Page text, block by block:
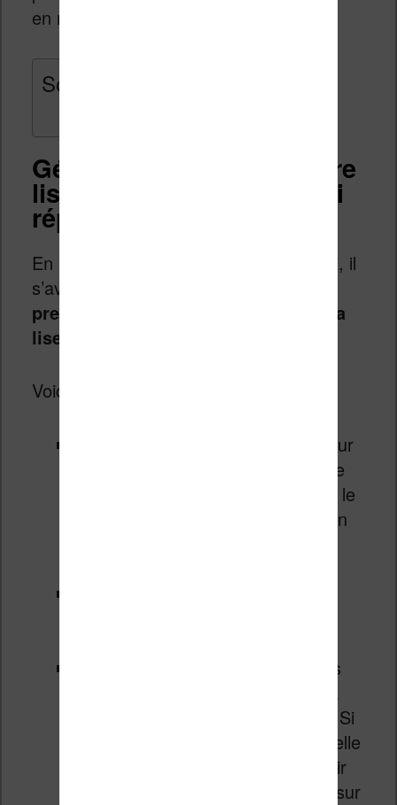
en matière de gestion des ebooks.
Sommaire
Gérer les ebooks sur votre
liseuse : un besoin pas si
répandu
En interrogeant les gens autour de moi, il
s’avère que
presque) utilise la bibliothèque de sa
liseuse de manière différente
Voici quelques cas que j’ai rencontré :
un lecteur ne charge qu’un livre sur
sa liseuse à la fois : lorsqu’il arrive
presque à la fin du livre, il charge le
suivant. Une fois qu’il a terminé un
une autre lectrice va charger tous
ses ebooks et passer du temps à
les classer par auteur, série, etc. Si
une couverture ne s’affiche pas, elle
sera déçue, car elle souhaite avoir
une « belle collection d’ebooks » sur